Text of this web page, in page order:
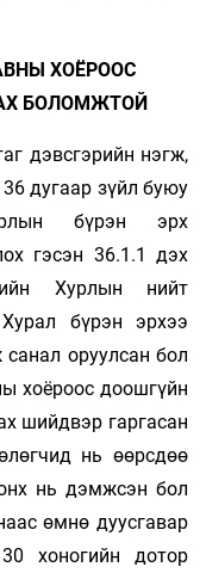
ХОЁРООС
БОЛОМЖТОЙ
дэвсгэрийн нэгж,
дугаар зүйл буюу
бүрэн эрх
гэсэн 36.1.1 дэх
Хурлын нийт
бүрэн эрхээ
оруулсан бол
хоёроос доошгүйн
шийдвэр гаргасан
нь өөрсдөө
нь дэмжсэн бол
өмнө дуусгавар
хоногийн дотор